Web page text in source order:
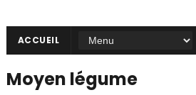
ACCUEIL
Moyen légume